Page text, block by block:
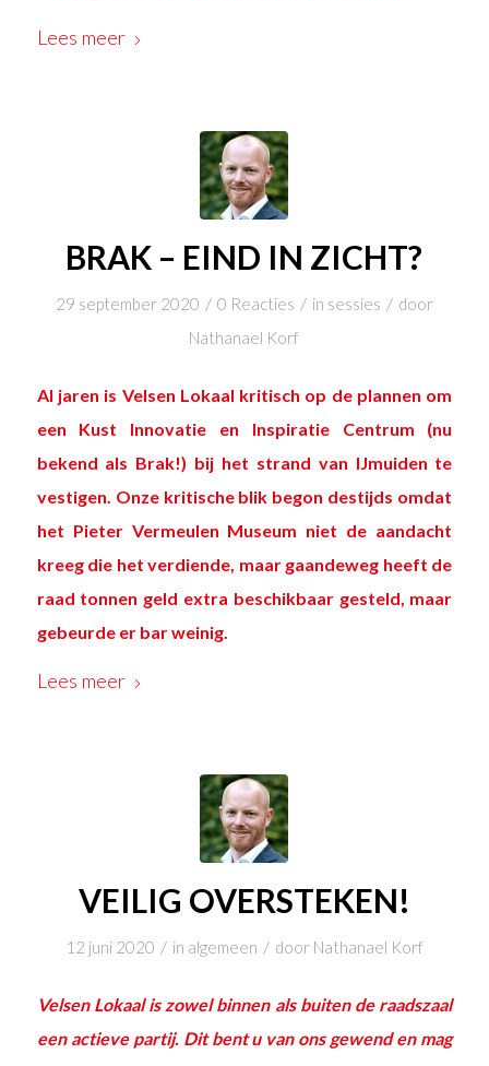
Lees meer
BRAK – EIND IN ZICHT?
29 september 2020 / 0 Reacties / in sessies / door
Nathanael Korf
Al jaren is Velsen Lokaal kritisch op de plannen om
een Kust Innovatie en Inspiratie Centrum (nu
bekend als Brak!) bij het strand van IJmuiden te
vestigen. Onze kritische blik begon destijds omdat
het Pieter Vermeulen Museum niet de aandacht
kreeg die het verdiende, maar gaandeweg heeft de
raad tonnen geld extra beschikbaar gesteld, maar
gebeurde er bar weinig.
Lees meer
VEILIG OVERSTEKEN!
12 juni 2020 / in algemeen / door Nathanael Korf
Velsen Lokaal is zowel binnen als buiten de raadszaal
een actieve partij. Dit bent u van ons gewend en mag